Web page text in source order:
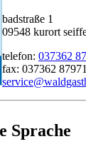
badstraße 1
09548 kurort
telefon: 037362
fax: 037362
Sprache